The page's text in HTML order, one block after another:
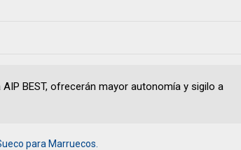
BEST, ofrecerán mayor autonomía y sigilo a
para Marruecos.